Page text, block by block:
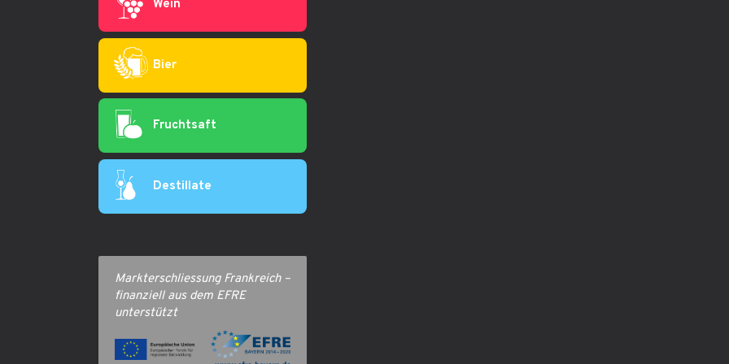
Wein
Bier
Fruchtsaft
Destillate
Markterschliessung Frankreich –
finanziell aus dem EFRE
unterstützt